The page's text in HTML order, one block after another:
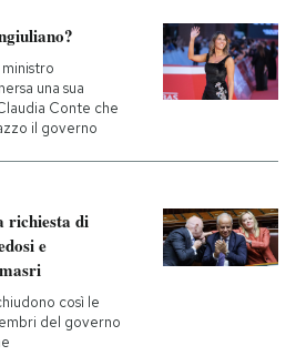
una sua
Conte che
il governo
richiesta di
e
così le
del governo